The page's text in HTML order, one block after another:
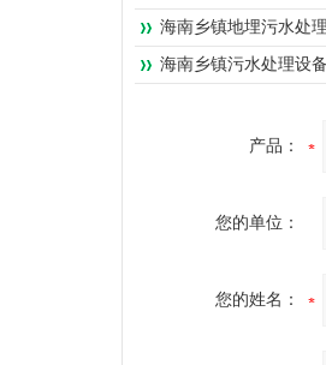
海南乡镇地埋污水处
海南乡镇污水处理设
产品：
您的单位：
您的姓名：